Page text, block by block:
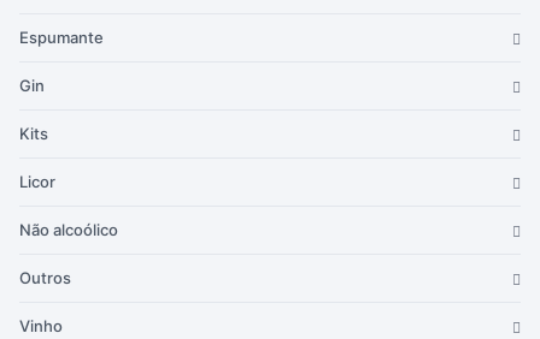
Espumante
Gin
Kits
Licor
Não alcoólico
Outros
Vinho